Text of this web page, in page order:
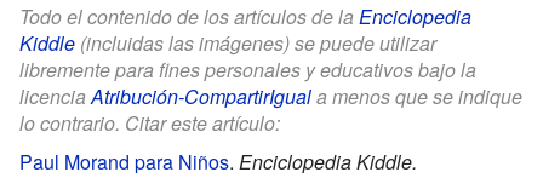
Todo el contenido de los artículos de la Enciclopedia
Kiddle (incluidas las imágenes) se puede utilizar
libremente para fines personales y educativos bajo la
licenciaAtribución-CompartirIguala menos que se indique
lo contrario. Citar este artículo:
Paul Morand para Niños. Enciclopedia Kiddle.